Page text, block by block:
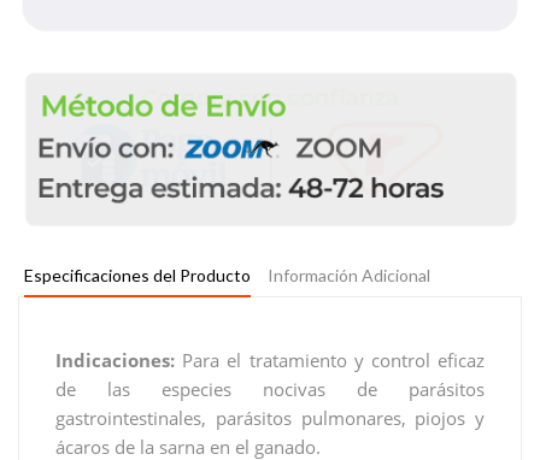
Especificaciones del Producto Información Adicional
Indicaciones: Para el tratamiento y control eficaz
de las especies nocivas de parásitos
gastrointestinales, parásitos pulmonares, piojos y
ácaros de la sarna en el ganado.